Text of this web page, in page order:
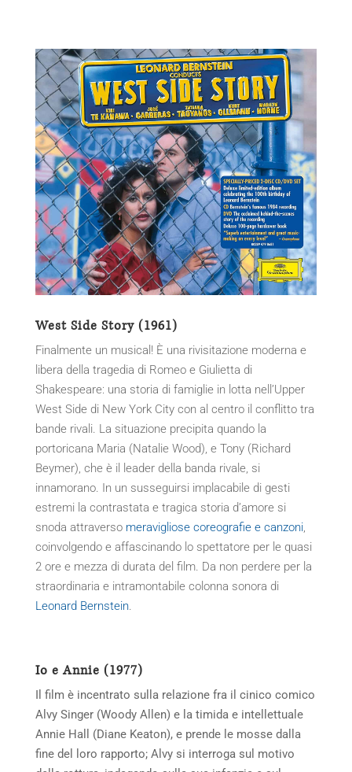
West Side Story (1961)
Finalmente un musical! È una rivisitazione moderna e
libera della tragedia di Romeo e Giulietta di
Shakespeare: una storia di famiglie in lotta nell’Upper
West Side di New York City con al centro il conflitto tra
bande rivali. La situazione precipita quando la
portoricana Maria (Natalie Wood), e Tony (Richard
Beymer), che è il leader della banda rivale, si
innamorano. In un susseguirsi implacabile di gesti
estremi la contrastata e tragica storia d’amore si
snoda attraverso meravigliose coreografie e canzoni,
coinvolgendo e affascinando lo spettatore per le quasi
2 ore e mezza di durata del film. Da non perdere per la
straordinaria e intramontabile colonna sonora di
Leonard Bernstein.
Io e Annie (1977)
Il film è incentrato sulla relazione fra il cinico comico
Alvy Singer (Woody Allen) e la timida e intellettuale
Annie Hall (Diane Keaton), e prende le mosse dalla
fine del loro rapporto; Alvy si interroga sul motivo